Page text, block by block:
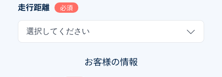
走行距離 必須
選択してください
お客様の情報